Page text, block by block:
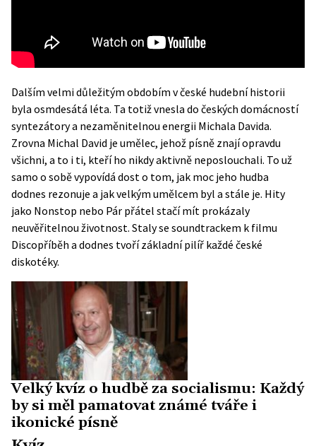
Dalším velmi důležitým obdobím v české hudební historii
byla osmdesátá léta. Ta totiž vnesla do českých domácností
syntezátory a nezaměnitelnou energii Michala Davida.
Zrovna Michal David je umělec, jehož písně znají opravdu
všichni, a to i ti, kteří ho nikdy aktivně neposlouchali. To už
samo o sobě vypovídá dost o tom, jak moc jeho hudba
dodnes rezonuje a jak velkým umělcem byl a stále je. Hity
jako Nonstop nebo Pár přátel stačí mít prokázaly
neuvěřitelnou životnost. Staly se soundtrackem k filmu
Discopříběh a dodnes tvoří základní pilíř každé české
diskotéky.
Velký kvíz o hudbě za socialismu: Každý
by si měl pamatovat známé tváře i
ikonické písně